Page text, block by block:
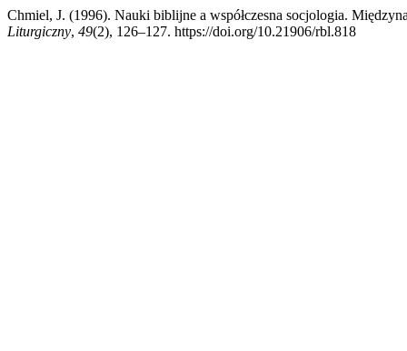
Chmiel, J. (1996). Nauki biblijne a współczesna socjologia.
Liturgiczny, 49(2), 126–127. https://doi.org/10.21906/rbl.818